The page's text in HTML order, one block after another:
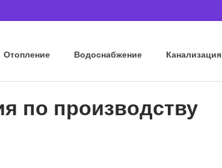
Отопление Водоснабжение Канализация
по производству